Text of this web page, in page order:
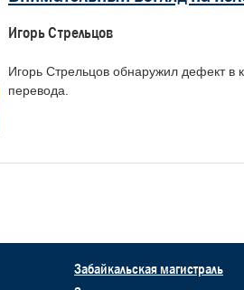
Игорь Стрельцов
Игорь Стрельцов обнаружил дефект в
перевода.
Забайкальская магистраль